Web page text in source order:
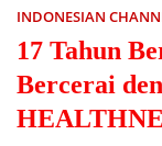
INDONESIAN
17 Tahun
Bercerai